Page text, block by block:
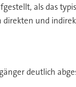
als das
direkten und
deutlich